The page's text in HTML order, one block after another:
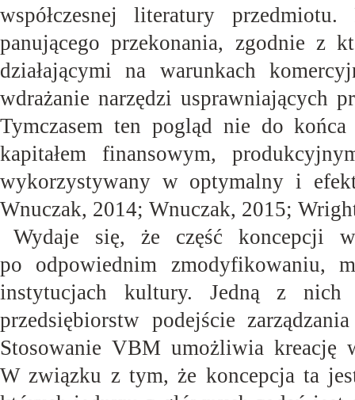
współczesnej literatury
panującego przekonania, zgodnie z
działającymi na warunkach
wdrażanie narzędzi usprawniających
Tymczasem ten pogląd nie do
kapitałem finansowym,
wykorzystywany w optymalny i
Wnuczak, 2014; Wnuczak, 2015;
Wydaje się, że część koncepcji
po odpowiednim zmodyfikowaniu,
instytucjach kultury. Jedną z nich
przedsiębiorstw podejście
Stosowanie VBM umożliwia kreację
W związku z tym, że koncepcja ta